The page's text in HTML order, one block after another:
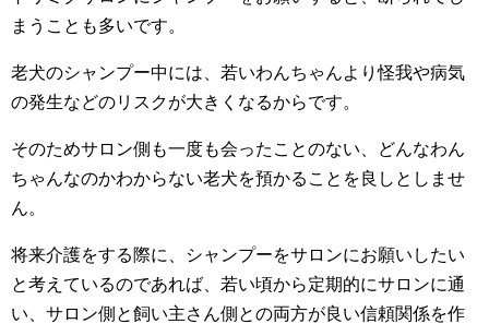
まうことも多いです。
老犬のシャンプー中には、若いわんちゃんより怪我や病気
の発生などのリスクが大きくなるからです。
そのためサロン側も一度も会ったことのない、どんなわん
ちゃんなのかわからない老犬を預かることを良しとしませ
ん。
将来介護をする際に、シャンプーをサロンにお願いしたい
と考えているのであれば、若い頃から定期的にサロンに通
い、サロン側と飼い主さん側との両方が良い信頼関係を作